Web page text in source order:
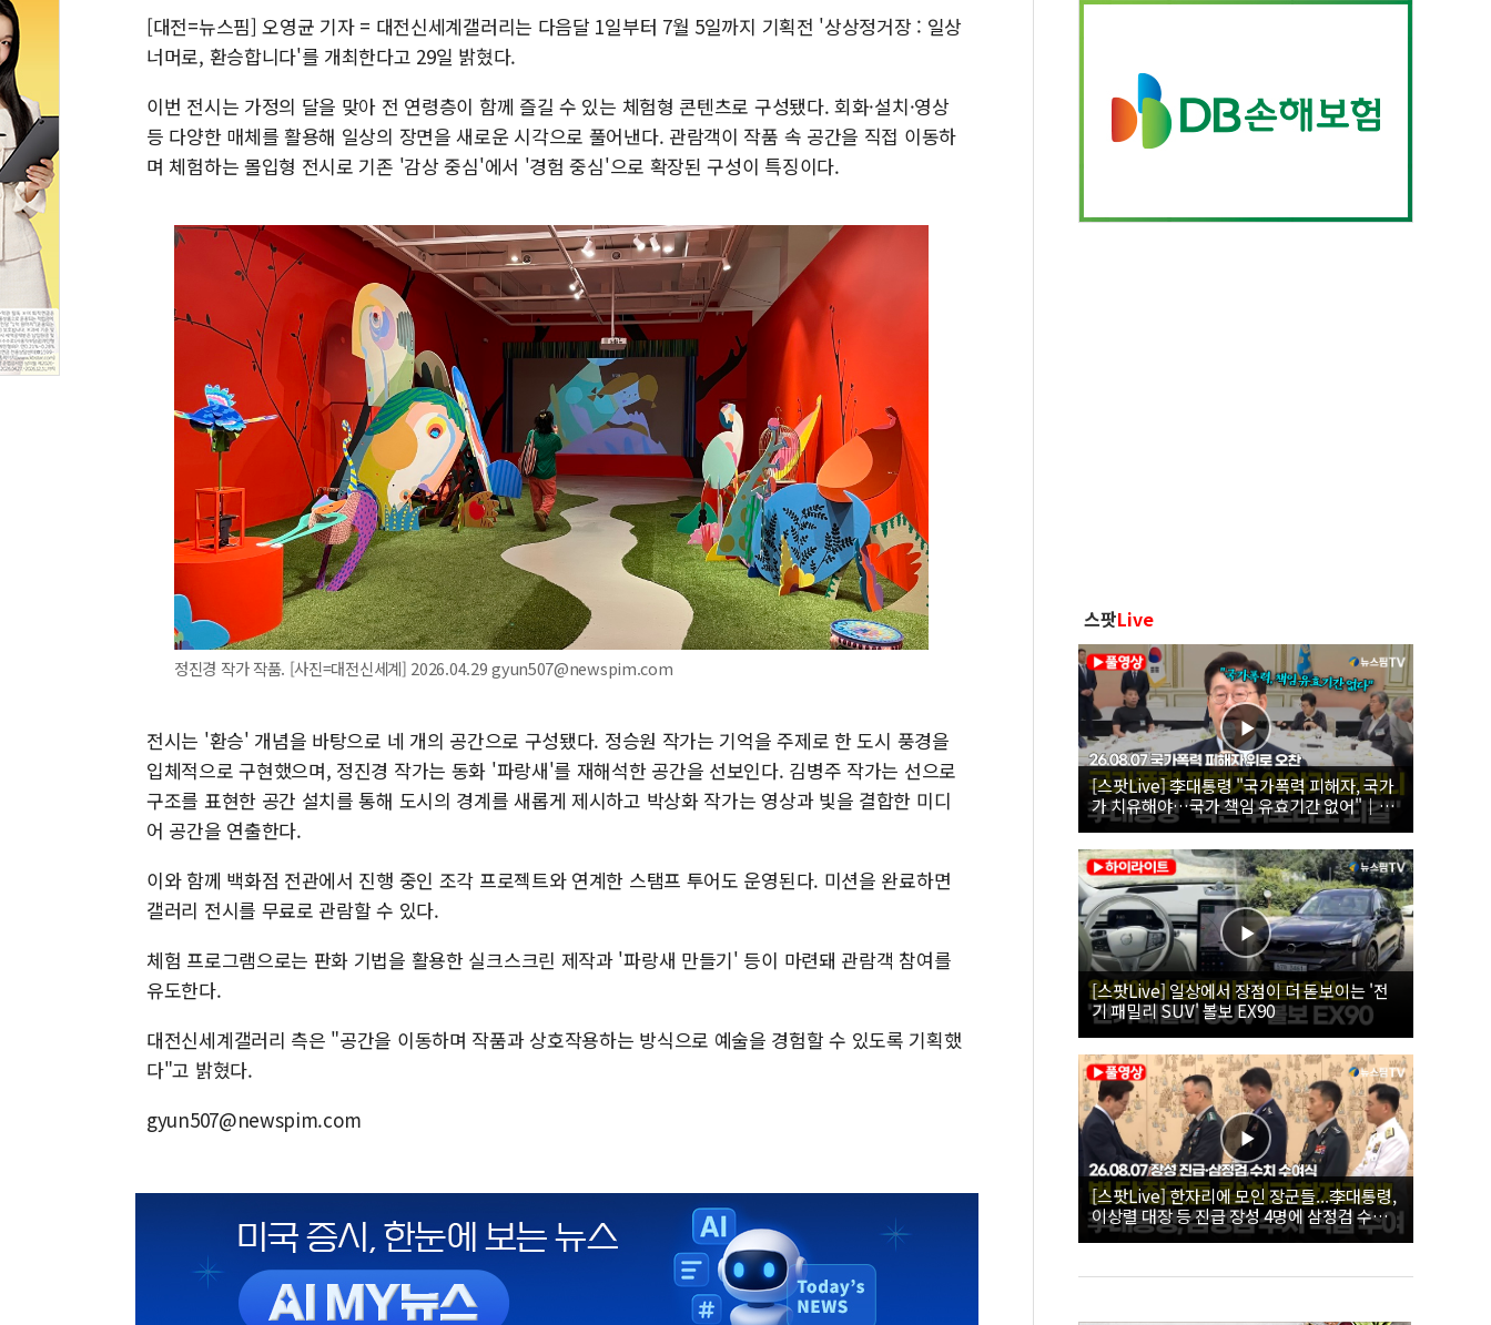
[대전=뉴스핌] 오영균 기자 = 대전신세계갤러리는 다음달 1일부터 7월 5일까지 기획전 '상상정거장 : 일상
너머로, 환승합니다'를 개최한다고 29일 밝혔다.
이번 전시는 가정의 달을 맞아 전 연령층이 함께 즐길 수 있는 체험형 콘텐츠로 구성됐다. 회화·설치·영상
등 다양한 매체를 활용해 일상의 장면을 새로운 시각으로 풀어낸다. 관람객이 작품 속 공간을 직접 이동하
며 체험하는 몰입형 전시로 기존 '감상 중심'에서 '경험 중심'으로 확장된 구성이 특징이다.
정진경 작가 작품. [사진=대전신세계] 2026.04.29 gyun507@newspim.com
전시는 '환승' 개념을 바탕으로 네 개의 공간으로 구성됐다. 정승원 작가는 기억을 주제로 한 도시 풍경을
입체적으로 구현했으며, 정진경 작가는 동화 '파랑새'를 재해석한 공간을 선보인다. 김병주 작가는 선으로
구조를 표현한 공간 설치를 통해 도시의 경계를 새롭게 제시하고 박상화 작가는 영상과 빛을 결합한 미디
어 공간을 연출한다.
이와 함께 백화점 전관에서 진행 중인 조각 프로젝트와 연계한 스탬프 투어도 운영된다. 미션을 완료하면
갤러리 전시를 무료로 관람할 수 있다.
체험 프로그램으로는 판화 기법을 활용한 실크스크린 제작과 '파랑새 만들기' 등이 마련돼 관람객 참여를
유도한다.
대전신세계갤러리 측은 "공간을 이동하며 작품과 상호작용하는 방식으로 예술을 경험할 수 있도록 기획했
다"고 밝혔다.
gyun507@newspim.com
스팟Live
[스팟Live] 李대통령 "국가폭력 피해자, 국가
가 치유해야…국가 책임 유효기간 없어"｜
26.08.07 국가폭력 피해자 위로 오찬
[스팟Live] 일상에서 장점이 더 돋보이는 '전
기 패밀리 SUV' 볼보 EX90
[스팟Live] 한자리에 모인 장군들...李대통령,
이상렬 대장 등 진급 장성 4명에 삼정검 수치
직접 수여｜26.08.07 장성 진급·삼정검 수치